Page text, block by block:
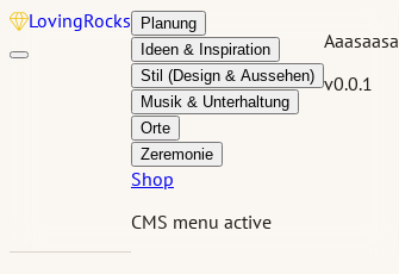
LovingRocks
Planung
Ideen & Inspiration
Stil (Design & Aussehen)
Musik & Unterhaltung
Orte
Zeremonie
Shop
CMS menu active
Aaasaasa
v0.0.1